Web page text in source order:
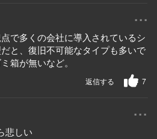
...
で多くの会社に導入されているシ
と、復旧不可能なタイプも多いで
箱が無いなど。
7
返信する
...
悲しい